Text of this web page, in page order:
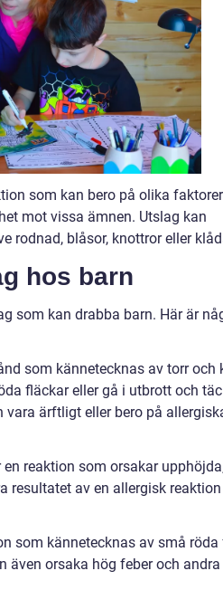
som kan bero på olika
mot vissa ämnen. Utslag kan
rodnad, blåsor, knottror eller
hos barn
som kan drabba barn. Här är
som kännetecknas av torr och
fläckar eller gå i utbrott och
vara ärftligt eller bero på
reaktion som orsakar
resultatet av en allergisk
som kännetecknas av små röda
även orsaka hög feber och andra